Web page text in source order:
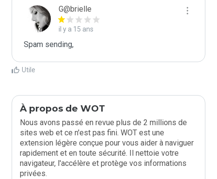
G@brielle
il y a 15 ans
Spam sending,
Utile
À propos de WOT
Nous avons passé en revue plus de 2 millions de
sites web et ce n'est pas fini. WOT est une
extension légère conçue pour vous aider à naviguer
rapidement et en toute sécurité. Il nettoie votre
navigateur, l'accélère et protège vos informations
privées.